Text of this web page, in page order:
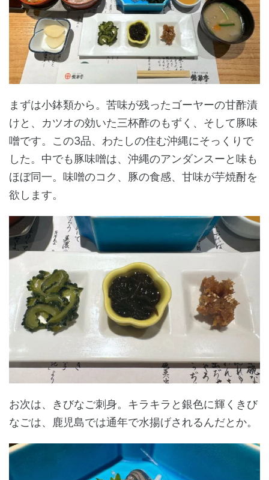
まずは小鉢類から。苦味が残ったゴーヤーの甘酢漬
けと、カツオの効いた三杯酢のもずく、そして豚味
噌です。この3品、わたしの住む沖縄にそっくりで
した。中でも豚味噌は、沖縄のアンダンスーと味も
ほぼ同一。味噌のコク、豚の食感、甘味が芋焼酎を
欲します。
お次は、きびなご刺身。キラキラと銀色に輝くきび
なごは、鹿児島では通年で水揚げされるんだとか。